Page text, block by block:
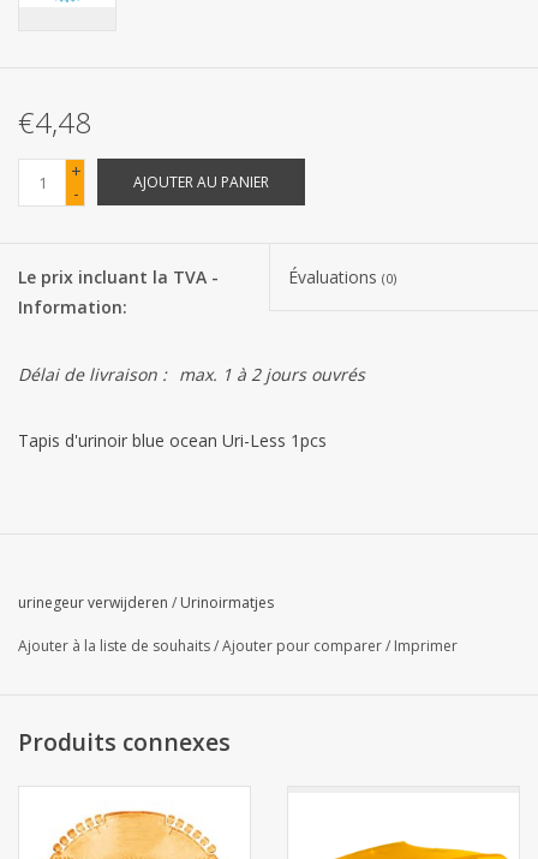
Confiserie Saint-Nicolas
Cadeaux de Pâques
Marques
€4,48
+
-
AJOUTER AU PANIER
Le prix incluant la TVA -
Information:
Évaluations (0)
Délai de livraison : max. 1 à 2 jours ouvrés
Tapis d'urinoir blue ocean Uri-Less 1pcs
urinegeur verwijderen / Urinoirmatjes
Ajouter à la liste de souhaits/Ajouter pour comparer/ Imprimer
Produits connexes